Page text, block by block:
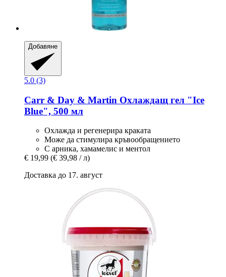
Добавяне
5.0 (3)
Carr & Day & Martin Охлаждащ гел "Ice
Blue", 500 мл
Охлажда и регенерира краката
Може да стимулира кръвообращението
С арника, хамамелис и ментол
€ 19,99 (€ 39,98 / л)
Доставка до 17. август